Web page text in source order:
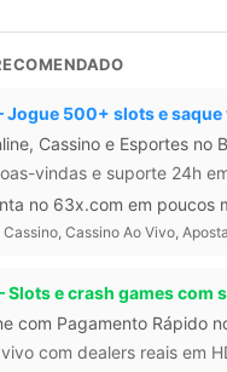
500+ slots e saque
Cassino e Esportes
vindas e suporte 24h
no 63x.com em poucos
Cassino, Cassino Ao Vivo,
e crash games com
com Pagamento Rápido
com dealers reais em